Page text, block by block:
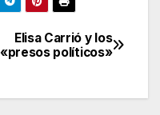
Elisa Carrió y los
«presos políticos»